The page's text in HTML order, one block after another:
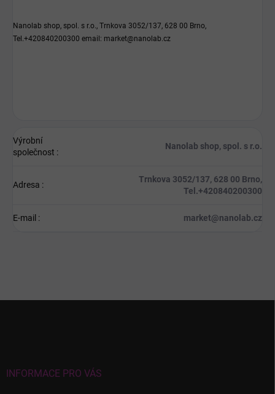
Nanolab shop, spol. s r.o., Trnkova 3052/137, 628 00 Brno,
Tel.+420840200300 email: market@nanolab.cz
Výrobní
společnost :
Nanolab shop, spol. s r.o.
Adresa :
Trnkova 3052/137, 628 00 Brno,
Tel.+420840200300
E-mail : market@nanolab.cz
INFORMACE PRO VÁS